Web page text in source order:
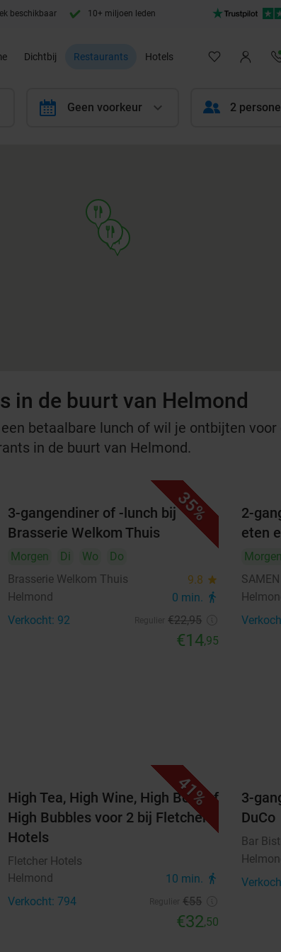
beschikbaar 10+ miljoen leden
Dichtbij Restaurants Hotels
calendar Geen voorkeur 2
food
food
food
in de buurt van Helmond
betaalbare lunch of wil je ontbijten
in de buurt van Helmond.
35%
3-gangendiner of -lunch bij
Brasserie Welkom Thuis
Morgen Di Wo
Do
Brasserie Welkom Thuis
9.8 star
Helmond 0 min. directions_walk
Verkocht: 92 €22,95
€14,95
2-
eten
Morgen
41%
High Tea, High Wine, High Beer of
High Bubbles voor 2 bij Fletcher
Hotels
Fletcher Hotels
Helmond
10 min. directions_walk
Verkocht: 794 €55
€32,50
3-
DuCo
Bar